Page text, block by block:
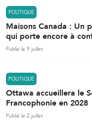
POLITIQUE
Maisons Canada : Un
qui porte encore à
Publié le 9 juillet
POLITIQUE
Ottawa accueillera le
Francophonie en 2028
Publié le 2 juillet